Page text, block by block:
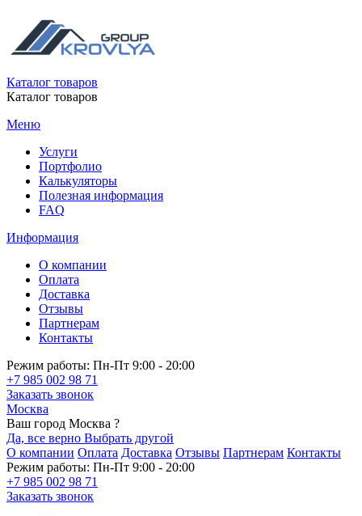
Каталог товаров
Каталог товаров
Меню
Услуги
Портфолио
Калькуляторы
Полезная информация
FAQ
Информация
О компании
Оплата
Доставка
Отзывы
Партнерам
Контакты
Режим работы: Пн-Пт 9:00 - 20:00
+7 985 002 98 71
Заказать звонок
Москва
Ваш город Москва ?
Да, все верно Выбрать другой
О компании Оплата Доставка Отзывы Партнерам Контакты
Режим работы: Пн-Пт 9:00 - 20:00
+7 985 002 98 71
Заказать звонок